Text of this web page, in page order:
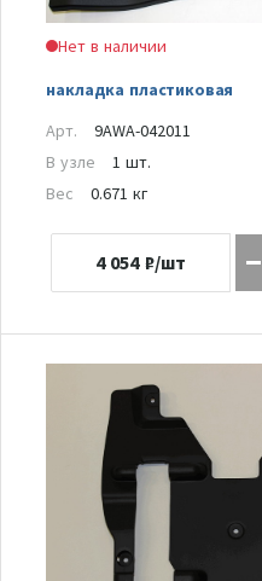
Нет в наличии
накладка пластиковая
Арт.
9AWA-042011
В узле
1 шт.
Вес
0.671 кг
4 054 ₽/шт